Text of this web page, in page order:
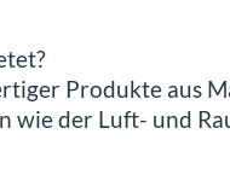
Produkte aus
wie der Luft- und